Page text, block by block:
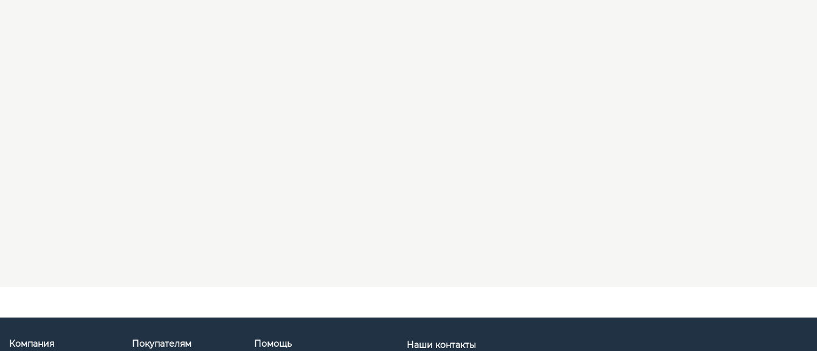
Компания Покупателям Помощь Наши контакты